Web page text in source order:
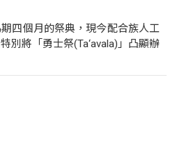
四個月的祭典，現今配合族人工
別將「勇士祭(Ta‘avala)」凸顯辦